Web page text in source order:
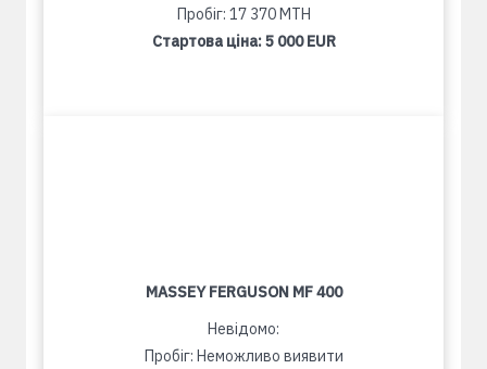
Пробіг: 17 370 MTH
Стартова ціна:5 000 EUR
MASSEY FERGUSON MF 400
Невідомо:
Пробіг: Неможливо виявити